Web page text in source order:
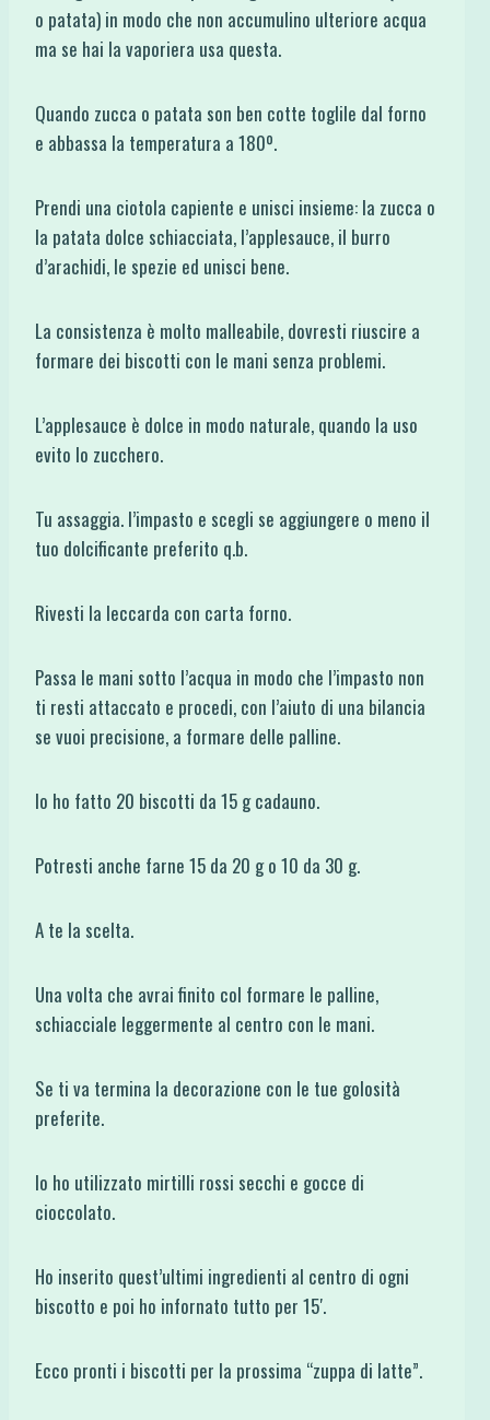
o patata) in modo che non accumulino ulteriore acqua
ma se hai la vaporiera usa questa.
Quando zucca o patata son ben cotte toglile dal forno
e abbassa la temperatura a 180º.
Prendi una ciotola capiente e unisci insieme: la zucca o
la patata dolce schiacciata, l’applesauce, il burro
d’arachidi, le spezie ed unisci bene.
La consistenza è molto malleabile, dovresti riuscire a
formare dei biscotti con le mani senza problemi.
L’applesauce è dolce in modo naturale, quando la uso
evito lo zucchero.
Tu assaggia. l’impasto e scegli se aggiungere o meno il
tuo dolcificante preferito q.b.
Rivesti la leccarda con carta forno.
Passa le mani sotto l’acqua in modo che l’impasto non
ti resti attaccato e procedi, con l’aiuto di una bilancia
se vuoi precisione, a formare delle palline.
Io ho fatto 20 biscotti da 15 g cadauno.
Potresti anche farne 15 da 20 g o 10 da 30 g.
A te la scelta.
Una volta che avrai finito col formare le palline,
schiacciale leggermente al centro con le mani.
Se ti va termina la decorazione con le tue golosità
preferite.
Io ho utilizzato mirtilli rossi secchi e gocce di
cioccolato.
Ho inserito quest’ultimi ingredienti al centro di ogni
biscotto e poi ho infornato tutto per 15′.
Ecco pronti i biscotti per la prossima “zuppa di latte”.